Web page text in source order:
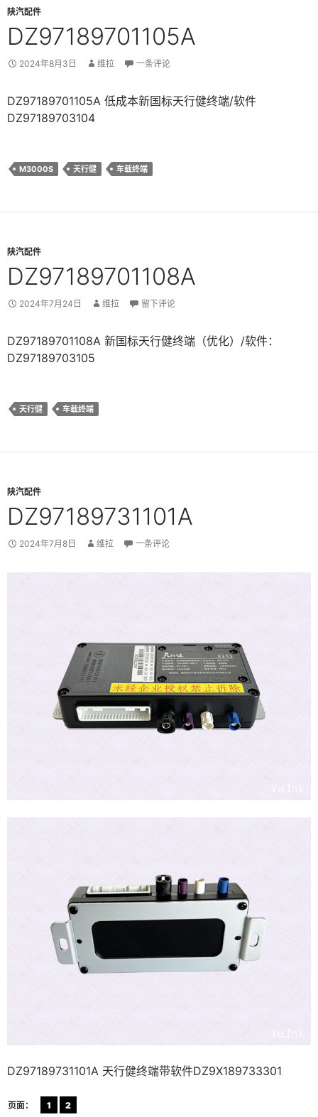
陕汽配件
DZ97189701105A
2024年8月3日 维拉 一条评论
DZ97189701105A 低成本新国标天行健终端/软件
DZ97189703104
M3000S 天行健 车载终端
陕汽配件
DZ97189701108A
2024年7月24日 维拉 留下评论
DZ97189701108A 新国标天行健终端（优化）/软件：
DZ97189703105
天行健 车载终端
陕汽配件
DZ97189731101A
2024年7月8日 维拉 一条评论
DZ97189731101A 天行健终端带软件DZ9X189733301
页面： 1 2